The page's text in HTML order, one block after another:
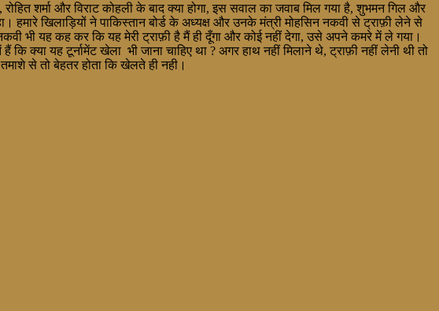
शर्मा और विराट कोहली के बाद क्या होगा, इस सवाल का जवाब मिल गया है, शुभमन गिल और
खिलाड़ियों ने पाकिस्तान बोर्ड के अध्यक्ष और उनके मंत्री मोहसिन नकवी से ट्राफ़ी लेने से
भी यह कह कर कि यह मेरी ट्राफ़ी है मैं ही दूँगा और कोई नहीं देगा, उसे अपने कमरे में ले गया।
क्या यह टूर्नामेंट खेला भी जाना चाहिए था ? अगर हाथ नहीं मिलाने थे, ट्राफ़ी नहीं लेनी थी तो
से तो बेहतर होता कि खेलते ही नही।